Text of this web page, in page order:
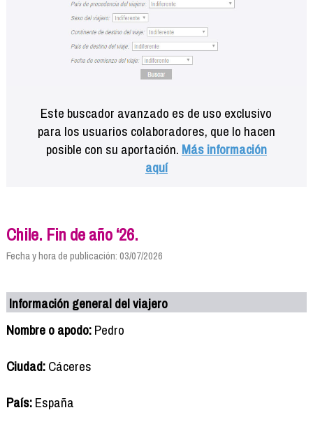
Este buscador avanzado es de uso exclusivo
para los usuarios colaboradores, que lo hacen
posible con su aportación. Más información
aquí
Chile. Fin de año ‘26.
Fecha y hora de publicación: 03/07/2026
Información general del viajero
Nombre o apodo:Pedro
Ciudad:Cáceres
País:España